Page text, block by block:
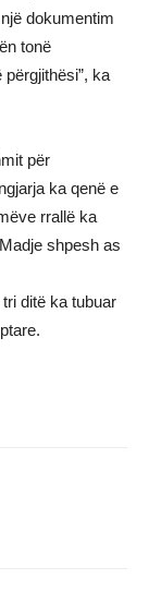
dokumentim
tonë
ka
për
ka qenë e
rrallë ka
shpesh as
ditë ka tubuar